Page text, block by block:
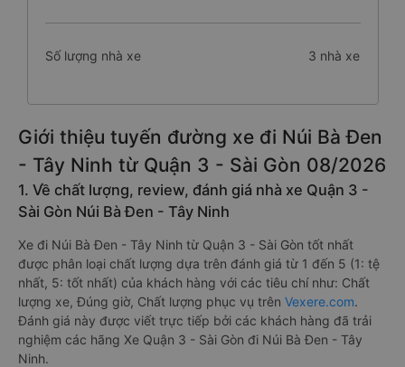
Số lượng nhà xe 3 nhà xe
Giới thiệu tuyến đường xe đi Núi Bà Đen
- Tây Ninh từ Quận 3 - Sài Gòn 08/2026
1. Về chất lượng, review, đánh giá nhà xe Quận 3 -
Sài Gòn Núi Bà Đen - Tây Ninh
Xe đi Núi Bà Đen - Tây Ninh từ Quận 3 - Sài Gòn tốt nhất
được phân loại chất lượng dựa trên đánh giá từ 1 đến 5 (1: tệ
nhất, 5: tốt nhất) của khách hàng với các tiêu chí như: Chất
lượng xe, Đúng giờ, Chất lượng phục vụ trên Vexere.com.
Đánh giá này được viết trực tiếp bởi các khách hàng đã trải
nghiệm các hãng Xe Quận 3 - Sài Gòn đi Núi Bà Đen - Tây
Ninh.